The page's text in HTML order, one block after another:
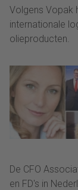
Volgens Vopak
internationale
olieproducten.
De CFO
en FD's in